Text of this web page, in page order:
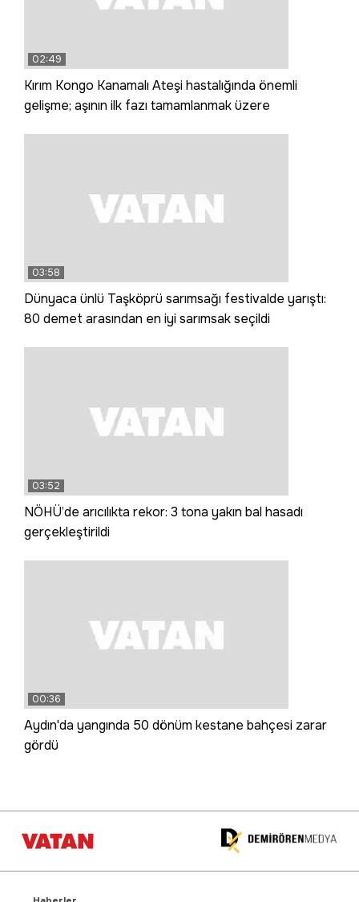
02:49
Kırım Kongo Kanamalı Ateşi hastalığında önemli
gelişme; aşının ilk fazı tamamlanmak üzere
03:58
Dünyaca ünlü Taşköprü sarımsağı festivalde yarıştı:
80 demet arasından en iyi sarımsak seçildi
03:52
NÖHÜ’de arıcılıkta rekor: 3 tona yakın bal hasadı
gerçekleştirildi
00:36
Aydın'da yangında 50 dönüm kestane bahçesi zarar
gördü